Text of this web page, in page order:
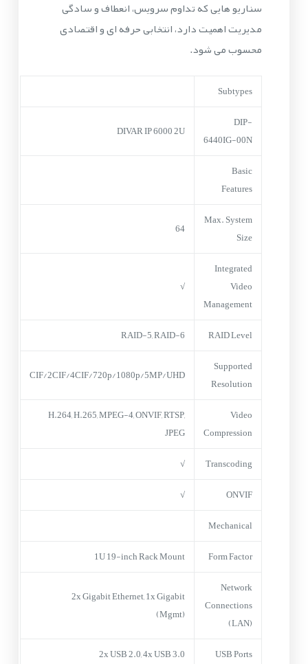
سناریو هایی که تداوم سرویس، انعطاف و سادگی
مدیریت اهمیت دارد، انتخابی حرفه ای و اقتصادی
محسوب می شود.
Subtypes
DIP-
6440IG-00N
DIVAR IP 6000 2U
Basic
Features
Max. System
Size
64
Integrated
Video
Management
√
RAID Level
RAID-5, RAID-6
Supported
Resolution
CIF/2CIF/4CIF/720p/1080p/5MP/UHD
Video
Compression
H.264, H.265, MPEG-4, ONVIF, RTSP,
JPEG
Transcoding
√
ONVIF
√
Mechanical
Form Factor
1U 19-inch Rack Mount
Network
Connections
(LAN)
2x Gigabit Ethernet, 1x Gigabit
(Mgmt)
USB Ports
2x USB 2.0, 4x USB 3.0